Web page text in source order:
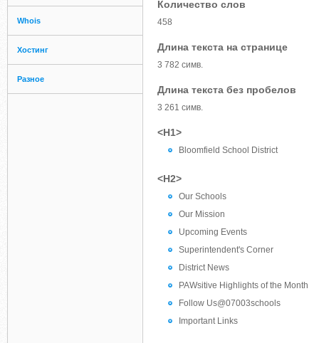
Whois
Хостинг
Разное
Количество слов
458
Длина текста на странице
3 782 симв.
Длина текста без пробелов
3 261 симв.
<H1>
Bloomfield School District
<H2>
Our Schools
Our Mission
Upcoming Events
Superintendent's Corner
District News
PAWsitive Highlights of the Month
Follow Us@07003schools
Important Links